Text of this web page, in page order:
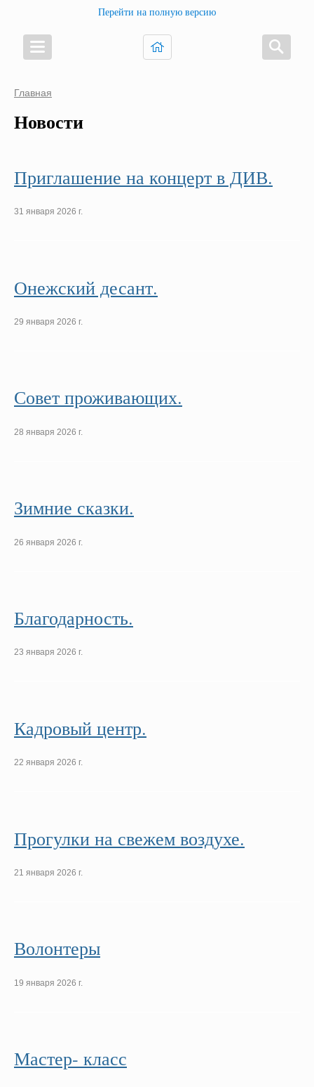
Перейти на полную версию
Главная
Новости
Приглашение на концерт в ДИВ.
31 января 2026 г.
Онежский десант.
29 января 2026 г.
Совет проживающих.
28 января 2026 г.
Зимние сказки.
26 января 2026 г.
Благодарность.
23 января 2026 г.
Кадровый центр.
22 января 2026 г.
Прогулки на свежем воздухе.
21 января 2026 г.
Волонтеры
19 января 2026 г.
Мастер- класс